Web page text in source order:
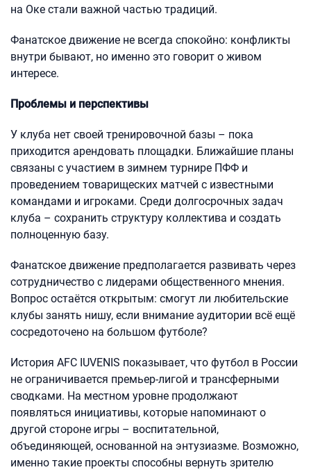
на Оке стали важной частью традиций.
Фанатское движение не всегда спокойно: конфликты
внутри бывают, но именно это говорит о живом
интересе.
Проблемы и перспективы
У клуба нет своей тренировочной базы – пока
приходится арендовать площадки. Ближайшие планы
связаны с участием в зимнем турнире ПФФ и
проведением товарищеских матчей с известными
командами и игроками. Среди долгосрочных задач
клуба – сохранить структуру коллектива и создать
полноценную базу.
Фанатское движение предполагается развивать через
сотрудничество с лидерами общественного мнения.
Вопрос остаётся открытым: смогут ли любительские
клубы занять нишу, если внимание аудитории всё ещё
сосредоточено на большом футболе?
История AFC IUVENIS показывает, что футбол в России
не ограничивается премьер-лигой и трансферными
сводками. На местном уровне продолжают
появляться инициативы, которые напоминают о
другой стороне игры – воспитательной,
объединяющей, основанной на энтузиазме. Возможно,
именно такие проекты способны вернуть зрителю